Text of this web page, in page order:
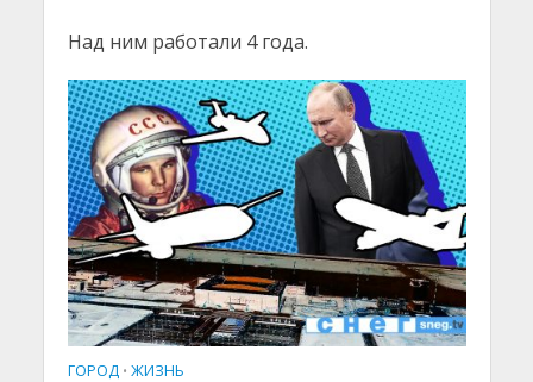
Над ним работали 4 года.
ГОРОД • ЖИЗНЬ